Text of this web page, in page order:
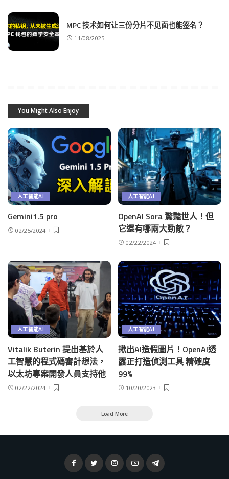
MPC 技术如何让三份分片不见面也能签名？
11/08/2025
You Might Also Enjoy
人工智能AI
Gemini1.5 pro
02/25/2024
人工智能AI
OpenAI Sora 驚豔世人！但
它還有哪兩大勁敵？
02/22/2024
人工智能AI
Vitalik Buterin 提出基於人
工智慧的程式碼審計想法，
以太坊專案開發人員支持他
02/22/2024
人工智能AI
揪出AI造假圖片！OpenAI透
露正打造偵測工具 精確度
99%
10/20/2023
Load More